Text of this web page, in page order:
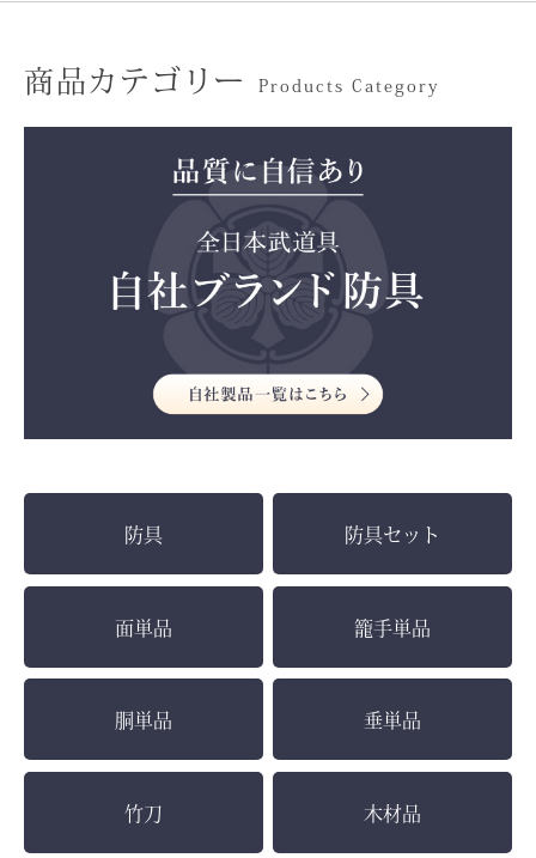
商品カテゴリー Products Category
防具 防具セット
面単品 籠手単品
胴単品 垂単品
竹刀 木材品